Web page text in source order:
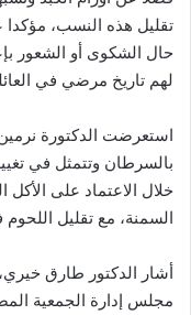
تقليل هذه النسب،
حال الشكوى أو الشعور
لهم تاريخ مرضي في
استعرضت الدكتورة
بالسرطان وتتمثل في
خلال الاعتماد على
السمنة، مع تقليل
أشار الدكتور طارق
مجلس إدارة الجمعية